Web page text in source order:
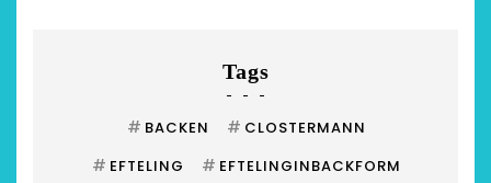
Tags
# BACKEN # CLOSTERMANN
# EFTELING # EFTELINGINBACKFORM